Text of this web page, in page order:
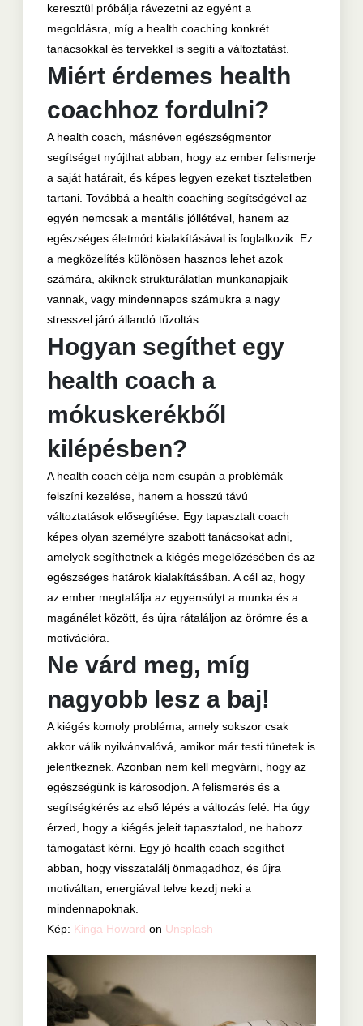
keresztül próbálja rávezetni az egyént a
megoldásra, míg a health coaching konkrét
tanácsokkal és tervekkel is segíti a változtatást.
Miért érdemes health
coachhoz fordulni?
A health coach, másnéven egészségmentor
segítséget nyújthat abban, hogy az ember felismerje
a saját határait, és képes legyen ezeket tiszteletben
tartani. Továbbá a health coaching segítségével az
egyén nemcsak a mentális jóllétével, hanem az
egészséges életmód kialakításával is foglalkozik. Ez
a megközelítés különösen hasznos lehet azok
számára, akiknek strukturálatlan munkanapjaik
vannak, vagy mindennapos számukra a nagy
stresszel járó állandó tűzoltás.
Hogyan segíthet egy
health coach a
mókuskerékből
kilépésben?
A health coach célja nem csupán a problémák
felszíni kezelése, hanem a hosszú távú
változtatások elősegítése. Egy tapasztalt coach
képes olyan személyre szabott tanácsokat adni,
amelyek segíthetnek a kiégés megelőzésében és az
egészséges határok kialakításában. A cél az, hogy
az ember megtalálja az egyensúlyt a munka és a
magánélet között, és újra rátaláljon az örömre és a
motivációra.
Ne várd meg, míg
nagyobb lesz a baj!
A kiégés komoly probléma, amely sokszor csak
akkor válik nyilvánvalóvá, amikor már testi tünetek is
jelentkeznek. Azonban nem kell megvárni, hogy az
egészségünk is károsodjon. A felismerés és a
segítségkérés az első lépés a változás felé. Ha úgy
érzed, hogy a kiégés jeleit tapasztalod, ne habozz
támogatást kérni. Egy jó health coach segíthet
abban, hogy visszatalálj önmagadhoz, és újra
motiváltan, energiával telve kezdj neki a
mindennapoknak.
Kép: Kinga Howard on Unsplash